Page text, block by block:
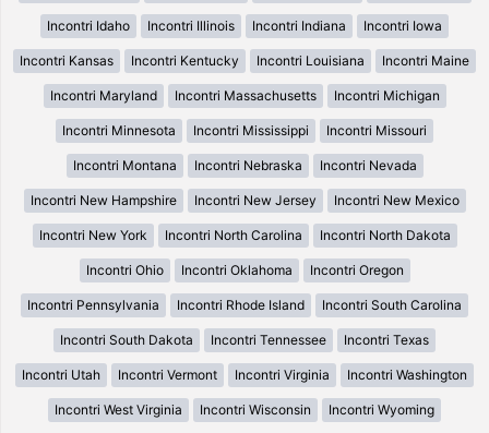
Incontri Idaho Incontri Illinois Incontri Indiana Incontri Iowa
Incontri Kansas Incontri Kentucky Incontri Louisiana Incontri Maine
Incontri Maryland Incontri Massachusetts Incontri Michigan
Incontri Minnesota Incontri Mississippi Incontri Missouri
Incontri Montana Incontri Nebraska Incontri Nevada
Incontri New Hampshire Incontri New Jersey Incontri New Mexico
Incontri New York Incontri North Carolina Incontri North Dakota
Incontri Ohio Incontri Oklahoma Incontri Oregon
Incontri Pennsylvania Incontri Rhode Island Incontri South Carolina
Incontri South Dakota Incontri Tennessee Incontri Texas
Incontri Utah Incontri Vermont Incontri Virginia Incontri Washington
Incontri West Virginia Incontri Wisconsin Incontri Wyoming